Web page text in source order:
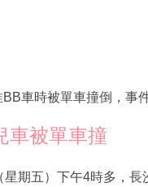
車時被單車撞倒，事
車被單車撞
星期五）下午4時多，長